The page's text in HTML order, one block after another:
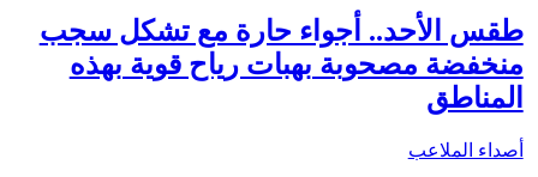
طقس الأحد.. أجواء حارة مع تشكل سجب
منخفضة مصحوبة بهبات رياح قوية بهذه
المناطق
أصداء الملاعب